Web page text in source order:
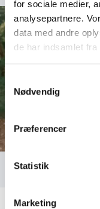
for sociale medier,
analysepartnere.
data med andre
de har indsamlet
Nødvendig
Præferencer
Statistik
Marketing